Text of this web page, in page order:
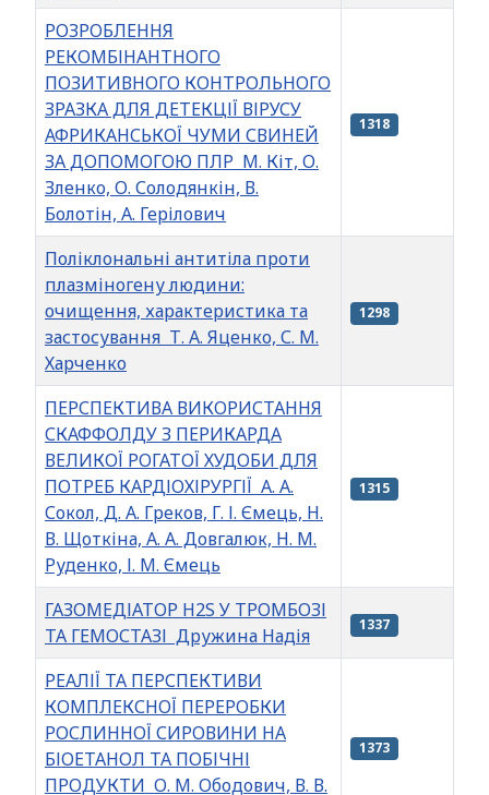
РОЗРОБЛЕННЯ
РЕКОМБІНАНТНОГО
ПОЗИТИВНОГО КОНТРОЛЬНОГО
ЗРАЗКА ДЛЯ ДЕТЕКЦІЇ ВІРУСУ
АФРИКАНСЬКОЇ ЧУМИ СВИНЕЙ
ЗА ДОПОМОГОЮ ПЛР М. Кіт, О.
Зленко, О. Солодянкін, В.
Болотін, А. Герілович
1318
Поліклональні антитіла проти
плазміногену людини:
очищення, характеристика та
застосування Т. А. Яценко, С. М.
Харченко
1298
ПЕРСПЕКТИВА ВИКОРИСТАННЯ
СКАФФОЛДУ З ПЕРИКАРДА
ВЕЛИКОЇ РОГАТОЇ ХУДОБИ ДЛЯ
ПОТРЕБ КАРДІОХІРУРГІЇ А. А.
Сокол, Д. А. Греков, Г. І. Ємець, Н.
В. Щоткіна, А. А. Довгалюк, Н. М.
Руденко, І. М. Ємець
1315
ГАЗОМЕДІАТОР H2S У ТРОМБОЗІ
ТА ГЕМОСТАЗІ Дружина Надія
1337
РЕАЛІЇ ТА ПЕРСПЕКТИВИ
КОМПЛЕКСНОЇ ПЕРЕРОБКИ
РОСЛИННОЇ СИРОВИНИ НА
БІОЕТАНОЛ ТА ПОБІЧНІ
ПРОДУКТИ О. М. Ободович, В. В.
1373